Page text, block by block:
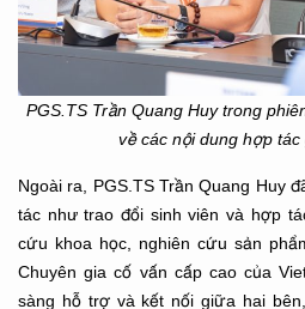
PGS.TS Trần Quang Huy trong
về các nội dung hợp
Ngoài ra, PGS.TS Trần Quang Huy
tác như trao đổi sinh viên và hợp
cứu khoa học, nghiên cứu sản
Chuyên gia cố vấn cấp cao của
sàng hỗ trợ và kết nối giữa hai